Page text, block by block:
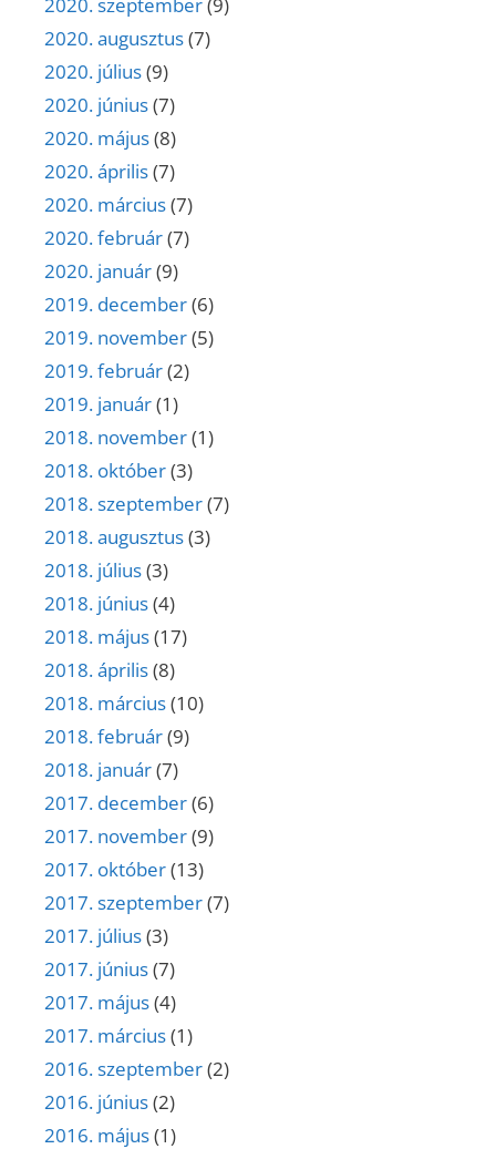
2020. augusztus(7)
2020. július(9)
2020. június(7)
2020. május(8)
2020. április(7)
2020. március(7)
2020. február(7)
2020. január(9)
2019. december(6)
2019. november(5)
2019. február(2)
2019. január(1)
2018. november(1)
2018. október(3)
2018. szeptember(7)
2018. augusztus(3)
2018. július(3)
2018. június(4)
2018. május(17)
2018. április(8)
2018. március(10)
2018. február(9)
2018. január(7)
2017. december(6)
2017. november(9)
2017. október(13)
2017. szeptember(7)
2017. július(3)
2017. június(7)
2017. május(4)
2017. március(1)
2016. szeptember(2)
2016. június(2)
2016. május(1)